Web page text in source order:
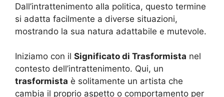
Dall’intrattenimento alla politica, questo termine
si adatta facilmente a diverse situazioni,
mostrando la sua natura adattabile e mutevole.
Iniziamo con il Significato di Trasformista nel
contesto dell’intrattenimento. Qui, un
trasformista è solitamente un artista che
cambia il proprio aspetto o comportamento per